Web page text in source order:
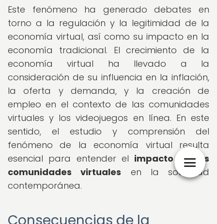
Este fenómeno ha generado debates en
torno a la regulación y la legitimidad de la
economía virtual, así como su impacto en la
economía tradicional. El crecimiento de la
economía virtual ha llevado a la
consideración de su influencia en la inflación,
la oferta y demanda, y la creación de
empleo en el contexto de las comunidades
virtuales y los videojuegos en línea. En este
sentido, el estudio y comprensión del
fenómeno de la economía virtual resulta
esencial para entender el impacto de las
comunidades virtuales en la sociedad
contemporánea.